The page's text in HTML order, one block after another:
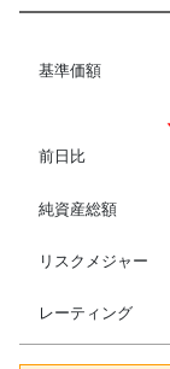
基準価額
前日比
純資産総額
リスクメジャー
レーティング